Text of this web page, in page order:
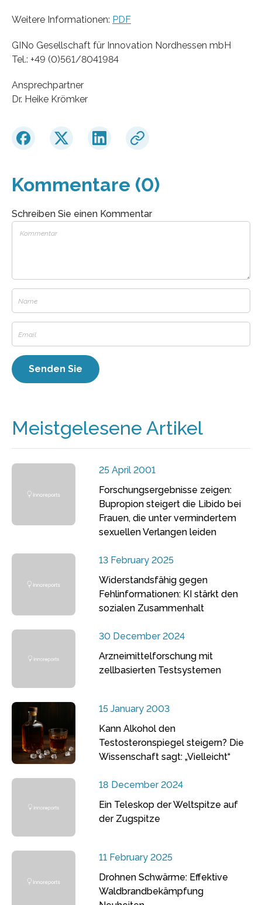
Weitere Informationen: PDF
GINo Gesellschaft für Innovation Nordhessen mbH
Tel.: +49 (0)561/8041984
Ansprechpartner
Dr. Heike Krömker
Kommentare (0)
Schreiben Sie einen Kommentar
Meistgelesene Artikel
25 April 2001
Forschungsergebnisse zeigen:
Bupropion steigert die Libido bei
Frauen, die unter vermindertem
sexuellen Verlangen leiden
13 February 2025
Widerstandsfähig gegen
Fehlinformationen: KI stärkt den
sozialen Zusammenhalt
30 December 2024
Arzneimittelforschung mit
zellbasierten Testsystemen
15 January 2003
Kann Alkohol den
Testosteronspiegel steigern? Die
Wissenschaft sagt: „Vielleicht“
18 December 2024
Ein Teleskop der Weltspitze auf
der Zugspitze
11 February 2025
Drohnen Schwärme: Effektive
Waldbrandbekämpfung